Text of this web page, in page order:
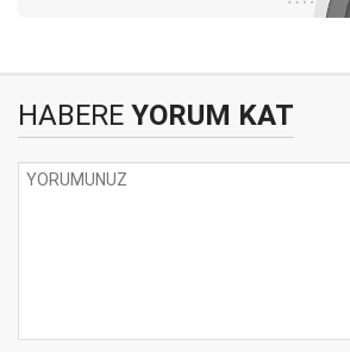
HABERE YORUM KAT